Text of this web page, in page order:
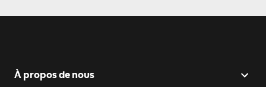
À propos de nous